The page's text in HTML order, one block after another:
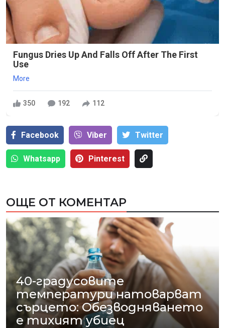
Fungus Dries Up And Falls Off After The First
Use
More
350 192 112
Facebook Viber Тwitter
Whatsapp Pinterest
ОЩЕ ОТ КОМЕНТАР
40-градусовите
температури натоварват
сърцето: Обезводняването
е тихият убиец